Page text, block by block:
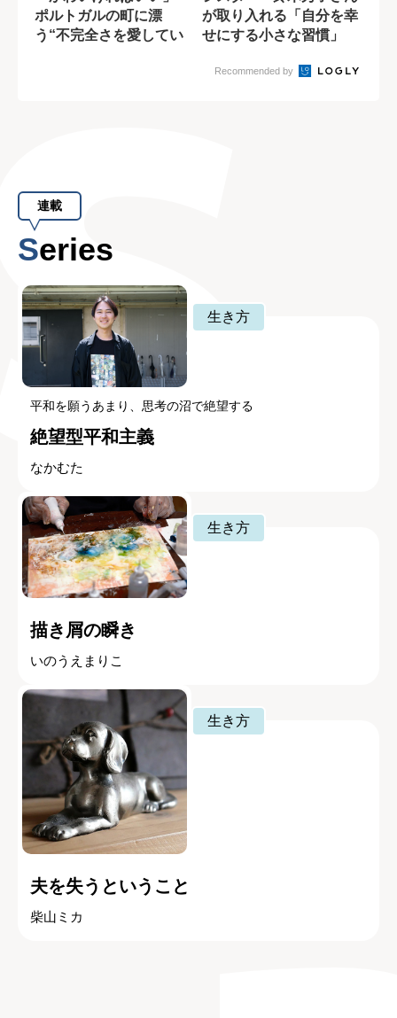
ポルトガルの町に漂
う“不完全さを愛してい
が取り入れる「自分を幸
せにする小さな習慣」
Recommended by
連載
Series
生き方
平和を願うあまり、思考の沼で絶望する
絶望型平和主義
なかむた
生き方
描き屑の瞬き
いのうえまりこ
生き方
夫を失うということ
柴山ミカ